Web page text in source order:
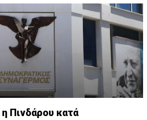
Πινδάρου κατά